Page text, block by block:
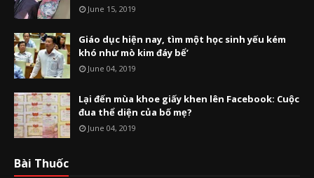
June 15, 2019
Giáo dục hiện nay, tìm một học sinh yếu kém
khó như mò kim đáy bể’
June 04, 2019
Lại đến mùa khoe giấy khen lên Facebook: Cuộc
đua thể diện của bố mẹ?
June 04, 2019
Bài Thuốc